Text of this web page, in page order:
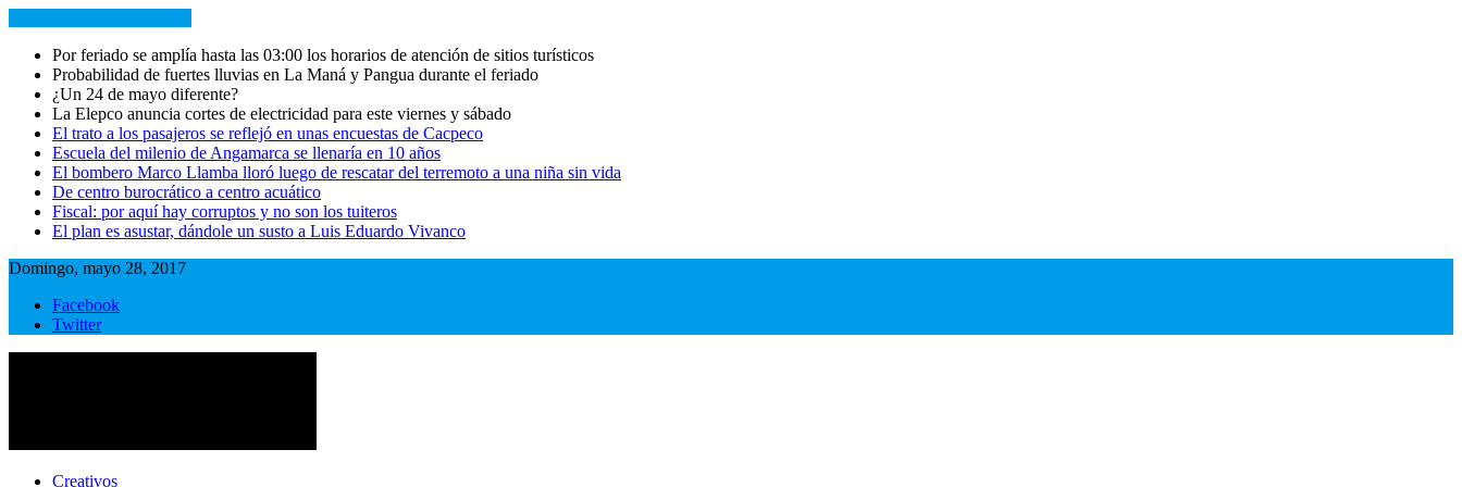
Por feriado se amplía hasta las 03:00 los horarios de atención de sitios turísticos
Probabilidad de fuertes lluvias en La Maná y Pangua durante el feriado
¿Un 24 de mayo diferente?
La Elepco anuncia cortes de electricidad para este viernes y sábado
El trato a los pasajeros se reflejó en unas encuestas de Cacpeco
Escuela del milenio de Angamarca se llenaría en 10 años
El bombero Marco Llamba lloró luego de rescatar del terremoto a una niña sin vida
De centro burocrático a centro acuático
Fiscal: por aquí hay corruptos y no son los tuiteros
El plan es asustar, dándole un susto a Luis Eduardo Vivanco
Domingo, mayo 28, 2017
Facebook
Twitter
Primer periódico multimedia del centro del país
Primer periódico multimedia del centro del país
Creativos